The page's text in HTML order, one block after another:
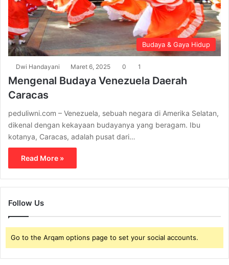
Budaya & Gaya Hidup
Dwi Handayani Maret 6, 2025 0 1
Mengenal Budaya Venezuela Daerah
Caracas
peduliwni.com – Venezuela, sebuah negara di Amerika Selatan,
dikenal dengan kekayaan budayanya yang beragam. Ibu
kotanya, Caracas, adalah pusat dari…
Read More »
Follow Us
Go to the Arqam options page to set your social accounts.